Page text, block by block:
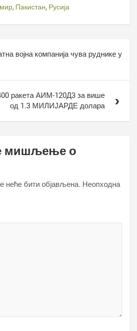
, Пакистан, Русија
војна компанија чува руднике у
ракета АИМ-120Д3 за више
од 1.3 МИЛИЈАРДЕ долара
мишљење о
неће бити објављена. Неопходна